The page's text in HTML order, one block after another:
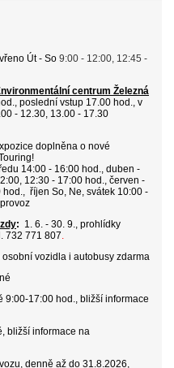
Út - So 9:00 - 12:00, 12:45 -
centrum Železná
poslední vstup 17.00 hod., v
- 12.30, 13.00 - 17.30
doplněna o nové
14:00 - 16:00 hod
duben -
12:30 - 17:00 hod., červen -
říjen So, Ne, svátek 10:00 -
: 1. 6. - 30. 9., prohlídky
732 771 807
osobní vozidla i autobusy zdarma
9:00-17:00 hod., bližší informace
bližší informace na
denně až do 31.8.2026